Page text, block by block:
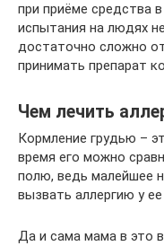
при приёме средства
испытания на людях
достаточно сложно
принимать препарат
Чем лечить
Кормление грудью –
время его можно
полю, ведь малейшее
вызвать аллергию у
Да и сама мама в это